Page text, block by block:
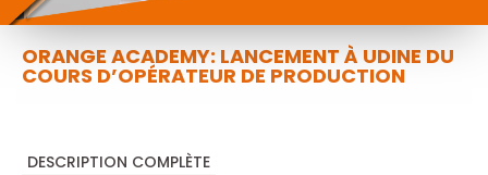
ORANGE ACADEMY: LANCEMENT À UDINE DU
COURS D’OPÉRATEUR DE PRODUCTION
DESCRIPTION COMPLÈTE